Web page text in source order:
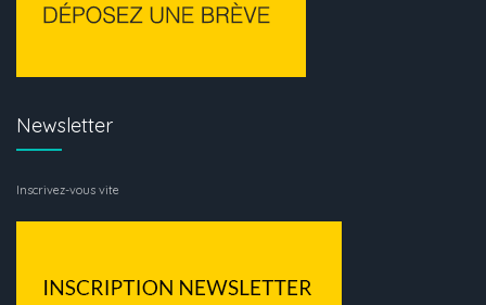
Newsletter
Inscrivez-vous vite